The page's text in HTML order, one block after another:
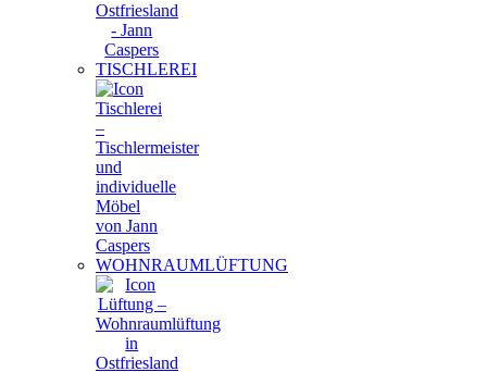
TISCHLEREI
WOHNRAUMLÜFTUNG